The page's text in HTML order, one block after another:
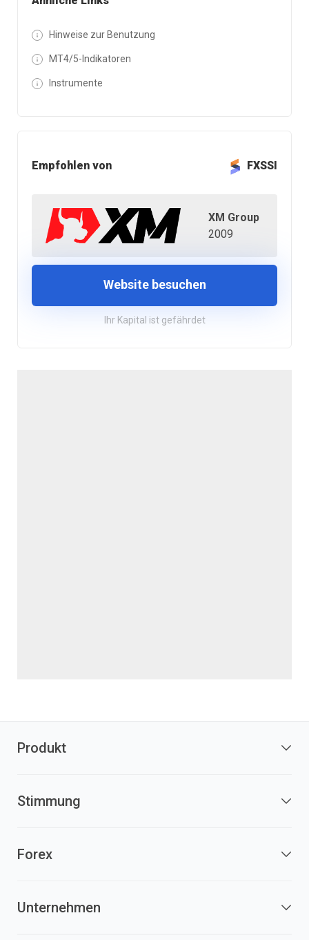
Hinweise zur Benutzung
MT4/5-Indikatoren
Instrumente
Empfohlen von FXSSI
XM Group
2009
Website besuchen
Ihr Kapital ist gefährdet
Produkt
Stimmung
Forex
Unternehmen